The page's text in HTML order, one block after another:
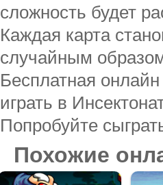
сложность будет
Каждая карта
случайным
Бесплатная
играть в
Попробуйте
Похожие